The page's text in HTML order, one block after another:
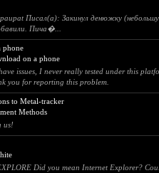
Писал(а): Закинул денюжку
Пича�...
phone
on a phone
issues, I never really tested under this
you for reporting this problem.
to Metal-tracker
Methods
us!
Did you mean Internet Explorer?